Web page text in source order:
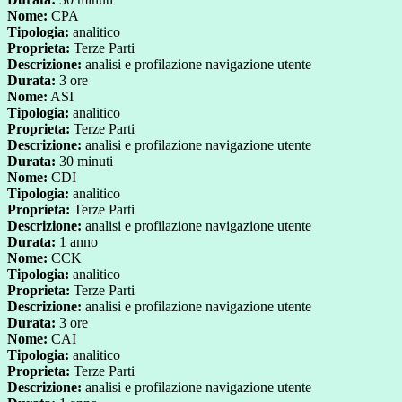
Nome: CPA
Tipologia: analitico
Proprieta: Terze Parti
Descrizione: analisi e profilazione navigazione utente
Durata: 3 ore
Nome: ASI
Tipologia: analitico
Proprieta: Terze Parti
Descrizione: analisi e profilazione navigazione utente
Durata: 30 minuti
Nome: CDI
Tipologia: analitico
Proprieta: Terze Parti
Descrizione: analisi e profilazione navigazione utente
Durata: 1 anno
Nome: CCK
Tipologia: analitico
Proprieta: Terze Parti
Descrizione: analisi e profilazione navigazione utente
Durata: 3 ore
Nome: CAI
Tipologia: analitico
Proprieta: Terze Parti
Descrizione: analisi e profilazione navigazione utente